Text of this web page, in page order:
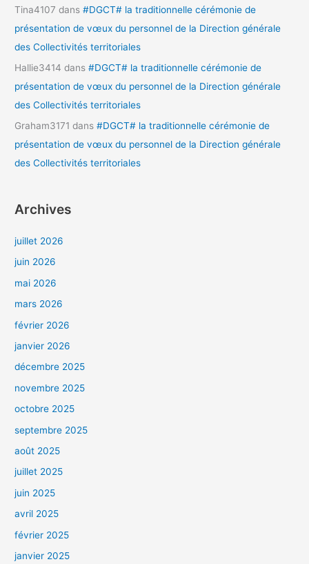
Tina4107 dans#DGCT# la traditionnelle cérémonie de
présentation de vœux du personnel de la Direction générale
des Collectivités territoriales
Hallie3414 dans#DGCT# la traditionnelle cérémonie de
présentation de vœux du personnel de la Direction générale
des Collectivités territoriales
Graham3171 dans#DGCT# la traditionnelle cérémonie de
présentation de vœux du personnel de la Direction générale
des Collectivités territoriales
Archives
juillet 2026
juin 2026
mai 2026
mars 2026
février 2026
janvier 2026
décembre 2025
novembre 2025
octobre 2025
septembre 2025
août 2025
juillet 2025
juin 2025
avril 2025
février 2025
janvier 2025